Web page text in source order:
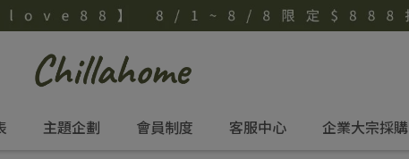
主題企劃 會員制度 客服中心 企業大宗採購